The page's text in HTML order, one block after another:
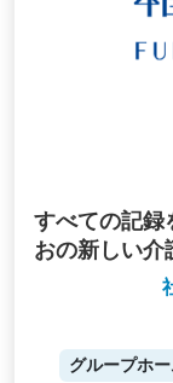
すべての記録
おの新しい介
グループホー